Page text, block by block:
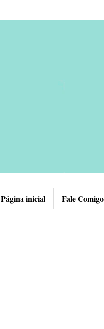
Página inicial Fale Comigo